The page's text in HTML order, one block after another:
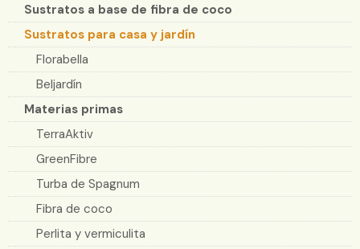
Sustratos a base de fibra de coco
Sustratos para casa y jardín
Florabella
Beljardín
Materias primas
TerraAktiv
GreenFibre
Turba de Spagnum
Fibra de coco
Perlita y vermiculita